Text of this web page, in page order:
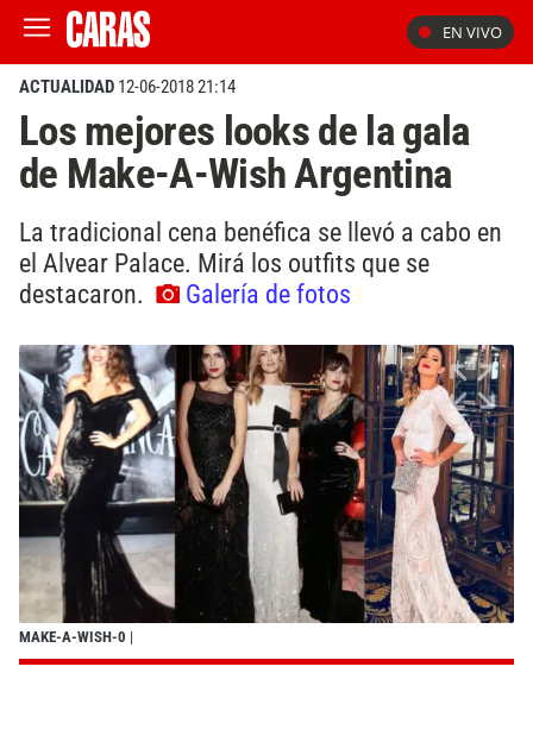
EN VIVO
ACTUALIDAD 12-06-2018 21:14
Los mejores looks de la gala
de Make-A-Wish Argentina
La tradicional cena benéfica se llevó a cabo en
el Alvear Palace. Mirá los outfits que se
destacaron.
Galería de fotos
MAKE-A-WISH-0 |